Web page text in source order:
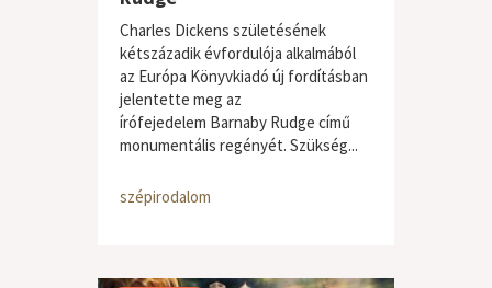
Charles Dickens születésének
kétszázadik évfordulója alkalmából
az Európa Könyvkiadó új fordításban
jelentette meg az
írófejedelem Barnaby Rudge című
monumentális regényét. Szükség...
szépirodalom